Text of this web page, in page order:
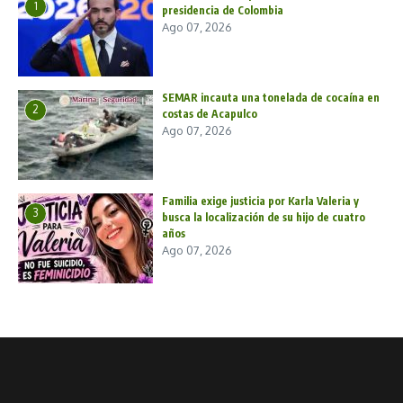
1
presidencia de Colombia
Ago 07, 2026
2
SEMAR incauta una tonelada de cocaína en
costas de Acapulco
Ago 07, 2026
3
Familia exige justicia por Karla Valeria y
busca la localización de su hijo de cuatro
años
Ago 07, 2026